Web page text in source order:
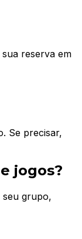
sua reserva em
Se precisar,
jogos?
seu grupo,